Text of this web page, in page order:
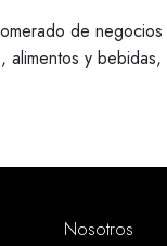
de
alimentos y
Nosotros